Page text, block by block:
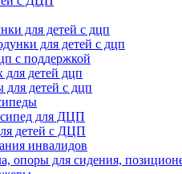
для детей с дцп
для детей с дцп
с поддержкой
для детей дцп
детей с дцп
для ДЦП
детей с ДЦП
инвалидов
опоры для сидения,